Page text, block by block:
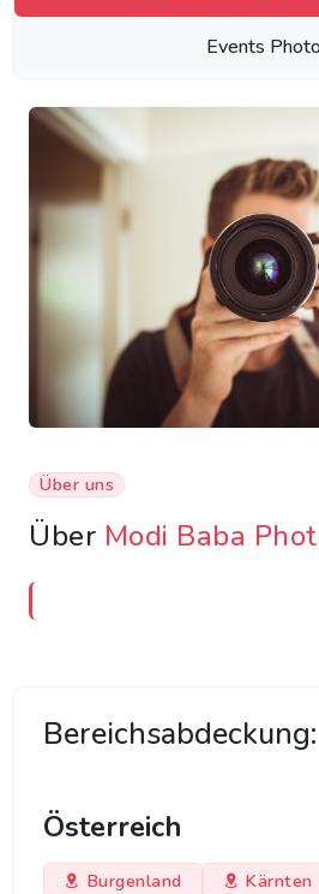
Events
Über uns
Über Modi Baba
Bereichsabdeckung:
Österreich
Burgenland
Kärnten